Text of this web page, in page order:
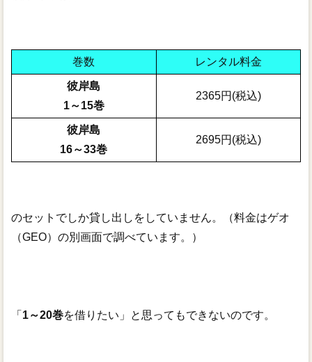
巻数 レンタル料金
彼岸島
1～15巻
2365円(税込)
彼岸島
16～33巻
2695円(税込)
のセットでしか貸し出しをしていません。（料金はゲオ
（GEO）の別画面で調べています。）
「 1～20巻を借りたい」と思ってもできないのです。